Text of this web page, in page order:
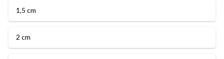
1,5 cm
2 cm